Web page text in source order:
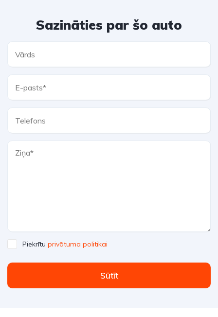
Sazināties par šo auto
Piekrītu privātuma politikai
Sūtīt